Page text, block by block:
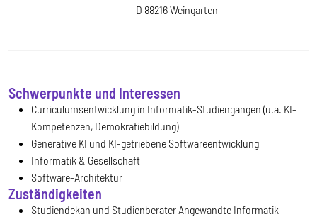
D 88216 Weingarten
Schwerpunkte und Interessen
Curriculumsentwicklung in Informatik-Studiengängen (u.a. KI-
Kompetenzen, Demokratiebildung)
Generative KI und KI-getriebene Softwareentwicklung
Informatik & Gesellschaft
Software-Architektur
Zuständigkeiten
Studiendekan und Studienberater Angewandte Informatik